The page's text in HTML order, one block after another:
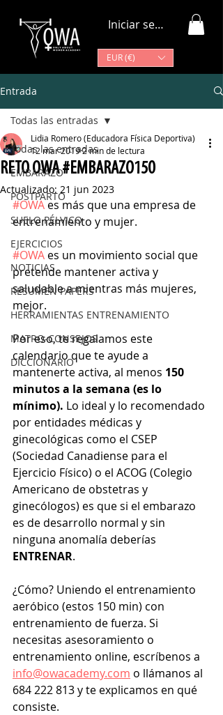
EUR (€)
Iniciar sesión
Entrada
Todas las entradas
EMBARAZO
POSTPARTO
SUELO PÉLVICO
EJERCICIOS
NOTICIAS
RESUMEN PAPERS
HERRAMIENTAS ENTRENAMIENTO
MATRO-CONSEJOS
DICCIONARIO
Todas las entradas
RETO OWA #EMBARAZO150
Lidia Romero (Educadora Física Deportiva)
12 mar 20192 min de lectura
Actualizado: 21 jun 2023
#OWA es más que una empresa de
entrenamiento y mujer.
#OWA es un movimiento social que
pretende mantener activa y
saludable a mientras más mujeres,
mejor.
Por eso, te regalamos este
calendario que te ayude a
mantenerte activa, al menos 150
minutos a la semana (es lo
mínimo). Lo ideal y lo recomendado
por entidades médicas y
ginecológicas como el CSEP
(Sociedad Canadiense para el
Ejercicio Físico) o el ACOG (Colegio
Americano de obstetras y
ginecólogos) es que si el embarazo
es de desarrollo normal y sin
ninguna anomalía deberías
ENTRENAR.
¿Cómo? Uniendo el entrenamiento
aeróbico (estos 150 min) con
entrenamiento de fuerza. Si
necesitas asesoramiento o
entrenamiento online, escríbenos a
info@owacademy.com o llámanos al
684 222 813 y te explicamos en qué
consiste.